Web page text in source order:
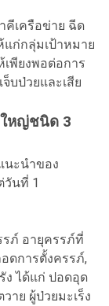
คีเครือข่าย ฉีด
ก่กลุ่มเป้าหมาย
พียงพอต่อการ
บป่วยและเสีย
หญ่ชนิด 3
นะนำของ
วันที่ 1
ภ์ อายุครรภ์ที่
ดการตั้งครรภ์,
ง ได้แก่ ปอดอุด
าย ผู้ป่วยมะเร็ง